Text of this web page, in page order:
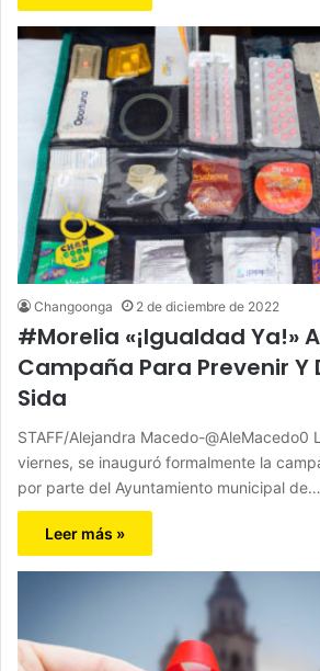
Changoonga 2 de diciembre de 2022
#Morelia «¡Igualdad Ya!»
Campaña Para Prevenir Y
Sida
STAFF/Alejandra Macedo-@AleMacedo0
viernes, se inauguró formalmente la
por parte del Ayuntamiento municipal de…
Leer más »